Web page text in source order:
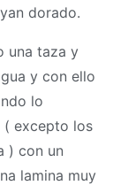
dorado.
una taza y
y con ello
lo
( excepto los
) con un
lamina muy